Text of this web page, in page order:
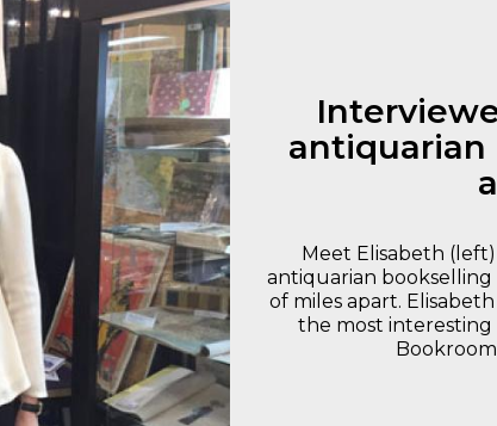
antiquarian
Meet Elisabeth
antiquarian
of miles apart.
the most interesting